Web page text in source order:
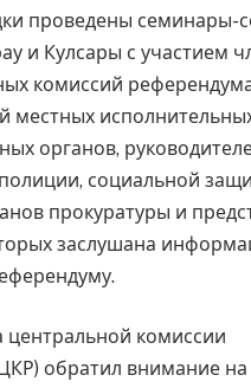
проведены семинары-
и Кулсары с участием
комиссий
местных
органов,
социальной
прокуратуры и
заслушана
центральной комиссии
обратил внимание на